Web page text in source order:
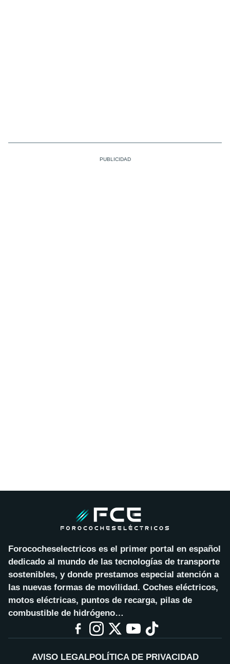
Forococheselectricos es el primer portal en español
dedicado al mundo de las tecnologías de transporte
sostenibles, y donde prestamos especial atención a
las nuevas formas de movilidad. Coches eléctricos,
motos eléctricas, puntos de recarga, pilas de
combustible de hidrógeno…
AVISO LEGALPOLÍTICA DE PRIVACIDAD